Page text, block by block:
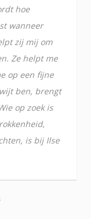
hoe
wanneer
zij mij om
Ze helpt me
op een fijne
ben, brengt
op zoek is
is bij Ilse